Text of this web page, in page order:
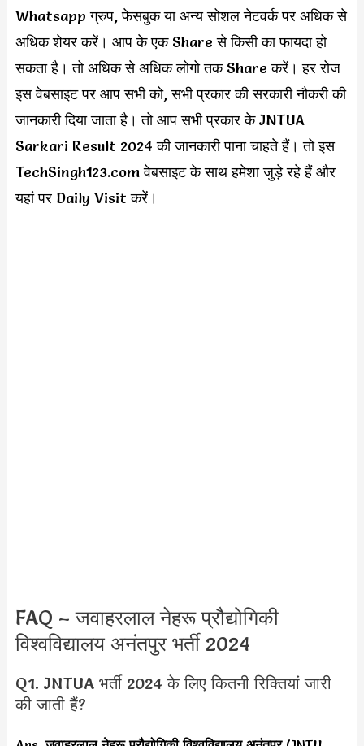
Whatsapp ग्रुप, फेसबुक या अन्य सोशल नेटवर्क पर अधिक से
अधिक शेयर करें। आप के एक Share से किसी का फायदा हो
सकता है। तो अधिक से अधिक लोगो तक Share करें। हर रोज
इस वेबसाइट पर आप सभी को, सभी प्रकार की सरकारी नौकरी की
जानकारी दिया जाता है। तो आप सभी प्रकार के JNTUA
Sarkari Result 2024 की जानकारी पाना चाहते हैं। तो इस
TechSingh123.com वेबसाइट के साथ हमेशा जुड़े रहे हैं और
यहां पर Daily Visit करें।
FAQ – जवाहरलाल नेहरू प्रौद्योगिकी
विश्वविद्यालय अनंतपुर भर्ती 2024
Q1. JNTUA भर्ती 2024 के लिए कितनी रिक्तियां जारी
की जाती हैं?